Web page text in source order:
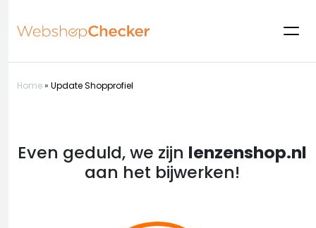
Home» Update Shopprofiel
Even geduld, we zijn lenzenshop.nl
aan het bijwerken!